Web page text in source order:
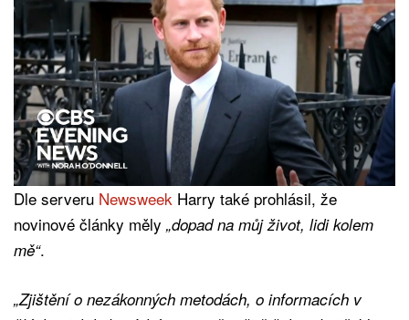
Dle serveru Newsweek Harry také prohlásil, že
novinové články měly „dopad na můj život, lidi kolem
mě“.
„Zjištění o nezákonných metodách, o informacích v